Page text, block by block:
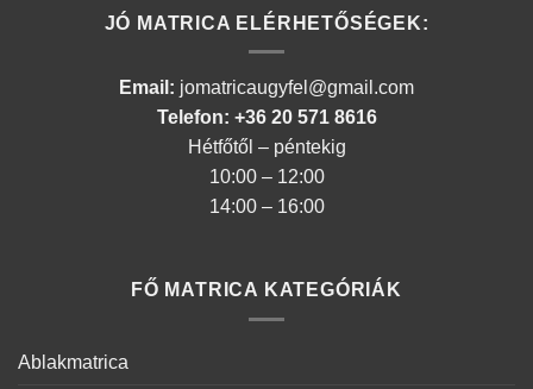
JÓ MATRICA ELÉRHETŐSÉGEK:
Email: jomatricaugyfel@gmail.com
Telefon: +36 20 571 8616
Hétfőtől – péntekig
10:00 – 12:00
14:00 – 16:00
FŐ MATRICA KATEGÓRIÁK
Ablakmatrica